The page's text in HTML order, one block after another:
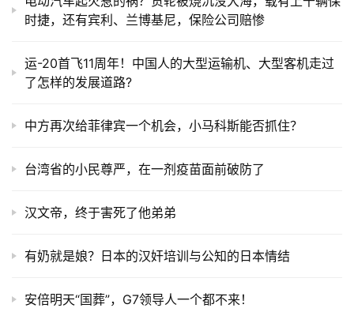
时捷，还有宾利、兰博基尼，保险公司赔惨
运-20首飞11周年！中国人的大型运输机、大型客机走过
了怎样的发展道路?
中方再次给菲律宾一个机会，小马科斯能否抓住？
台湾省的小民尊严，在一剂疫苗面前破防了
汉文帝，终于害死了他弟弟
有奶就是娘？日本的汉奸培训与公知的日本情结
安倍明天“国葬”，G7领导人一个都不来！